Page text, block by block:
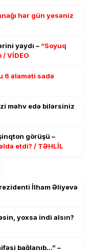
hər gün yesəniz
yaydı – “Soyuq
VİDEO
6 əlaməti sadə
məhv edə bilərsiniz
görüşü –
etdi? / TƏHLİL
İlham Əliyevə
yoxsa indi alsın?
bağlanıb…” –